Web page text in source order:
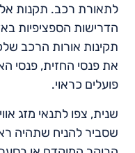
לתאורת רכב. תקנות
הדרישות הספציפיות
תקינות אורות הרכב
את פנסי החזית, פנסי
פועלים כראוי.
שנית, צפו לתנאי מזג
שסביר להניח שתהיה